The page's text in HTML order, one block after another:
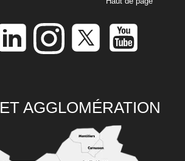
AGGLOMÉRATION